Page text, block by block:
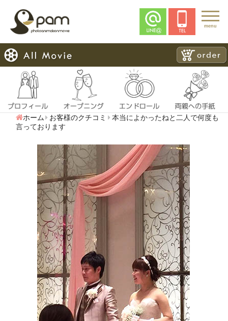
menu
ホーム お客様のクチコミ
本当によかったねと二人で何度も
言っております